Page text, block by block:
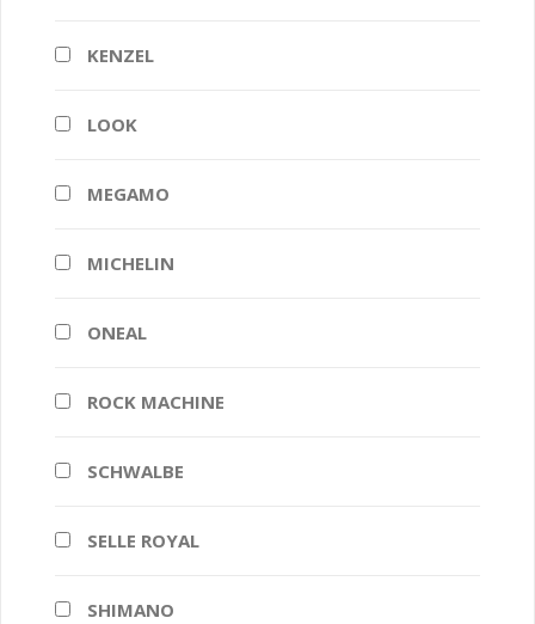
KENZEL
LOOK
MEGAMO
MICHELIN
ONEAL
ROCK MACHINE
SCHWALBE
SELLE ROYAL
SHIMANO